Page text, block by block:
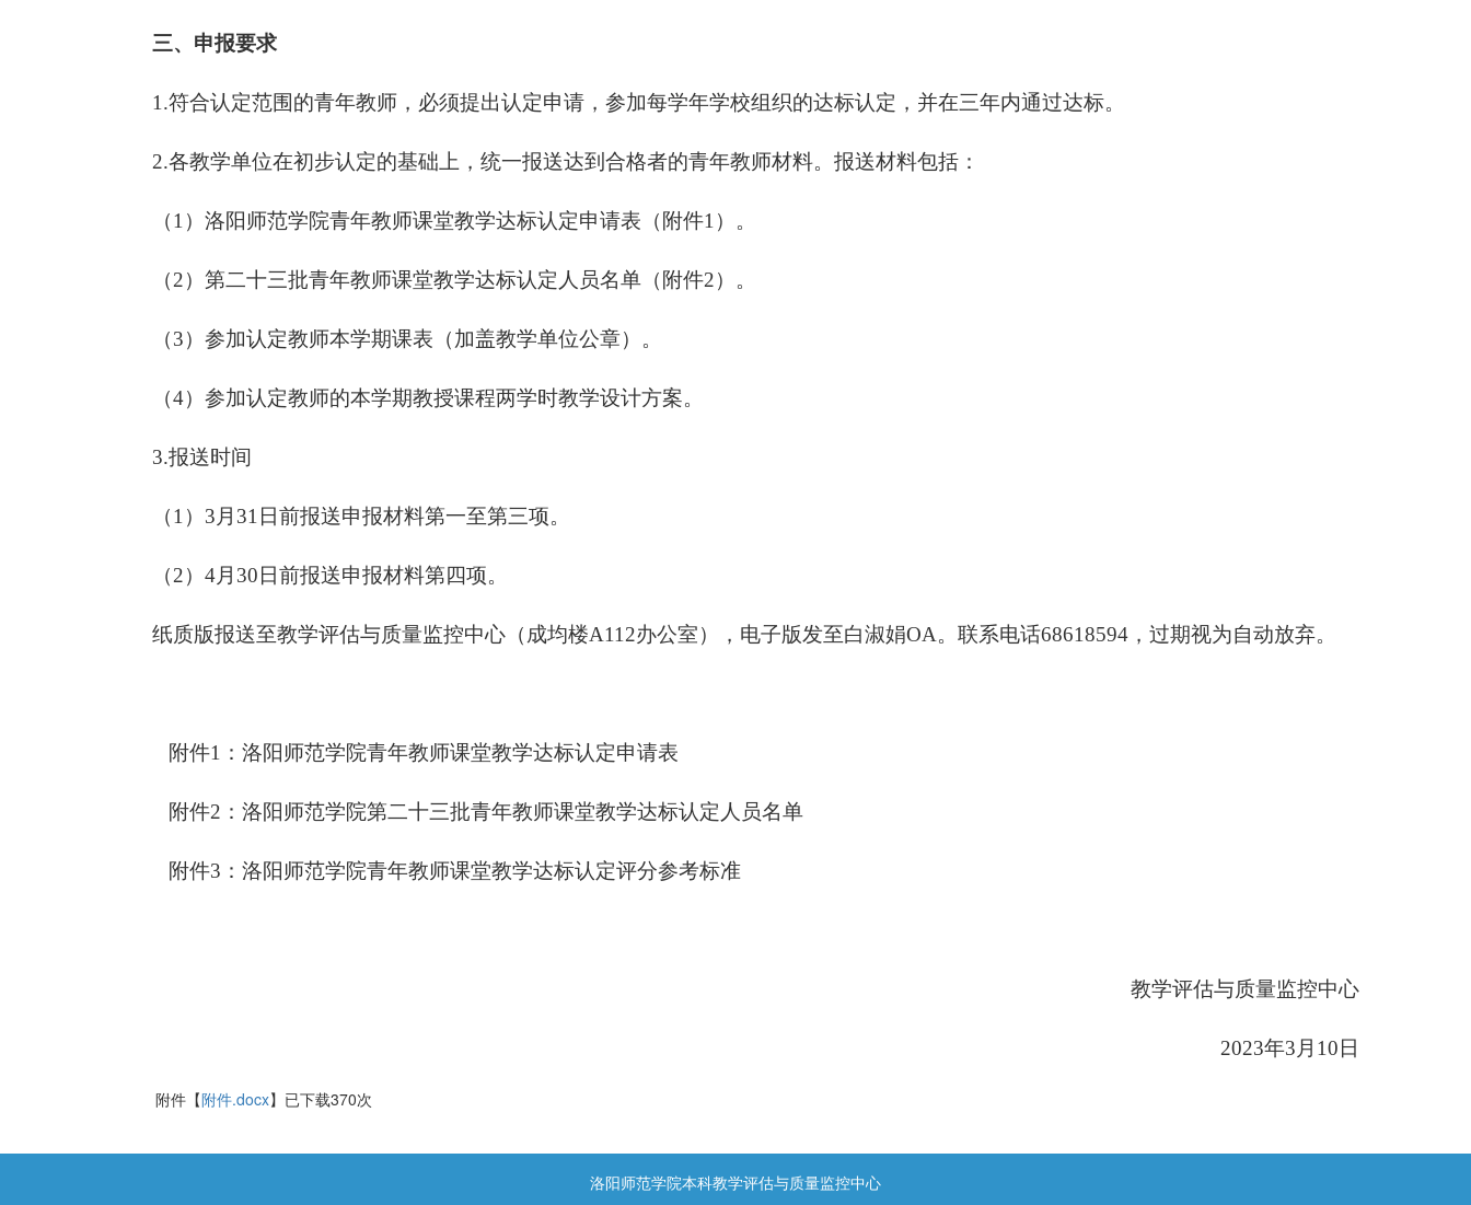
三、申报要求
1.符合认定范围的青年教师，必须提出认定申请，参加每学年学校组织的达标认定，并在三年内通过达标。
2.各教学单位在初步认定的基础上，统一报送达到合格者的青年教师材料。报送材料包括：
（1）洛阳师范学院青年教师课堂教学达标认定申请表（附件1）。
（2）第二十三批青年教师课堂教学达标认定人员名单（附件2）。
（3）参加认定教师本学期课表（加盖教学单位公章）。
（4）参加认定教师的本学期教授课程两学时教学设计方案。
3.报送时间
（1）3月31日前报送申报材料第一至第三项。
（2）4月30日前报送申报材料第四项。
纸质版报送至教学评估与质量监控中心（成均楼A112办公室），电子版发至白淑娟OA。联系电话68618594，过期视为自动放弃。
附件1：洛阳师范学院青年教师课堂教学达标认定申请表
附件2：洛阳师范学院第二十三批青年教师课堂教学达标认定人员名单
附件3：洛阳师范学院青年教师课堂教学达标认定评分参考标准
教学评估与质量监控中心
2023年3月10日
附件【附件.docx】已下载370次
洛阳师范学院本科教学评估与质量监控中心